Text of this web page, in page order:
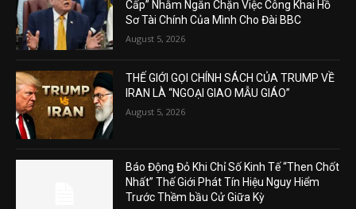
Cấp” Nhằm Ngăn Chặn Việc Công Khai Hồ
Sơ Tài Chính Của Mình Cho Đài BBC
August 5, 2026
THẾ GIỚI GỌI CHÍNH SÁCH CỦA TRUMP VỀ
IRAN LÀ “NGOẠI GIAO MẪU GIÁO”
August 5, 2026
Báo Động Đỏ Khi Chỉ Số Kinh Tế “Then Chốt
Nhất” Thế Giới Phát Tín Hiệu Nguy Hiểm
Trước Thềm bầu Cử Giữa Kỳ